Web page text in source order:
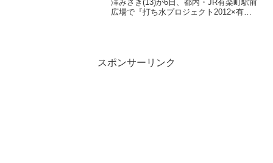
澤みさき(13)が6日、都内・JR有楽町駅前
広場で『打ち水プロジェクト2012×有楽
スポンサーリンク